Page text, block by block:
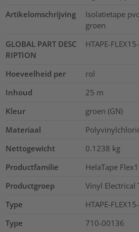
Artikelomschrijving
Isolatietape
groen
GLOBAL PART DESC
RIPTION
HTAPE-
Hoeveelheid per
rol
Inhoud
25 m
Kleur
groen (GN)
Materiaal
Nettogewicht
0.1238 kg
Productfamilie
HelaTape
Productgroep
Vinyl Electrical
Type
HTAPE-
Type
710-00136